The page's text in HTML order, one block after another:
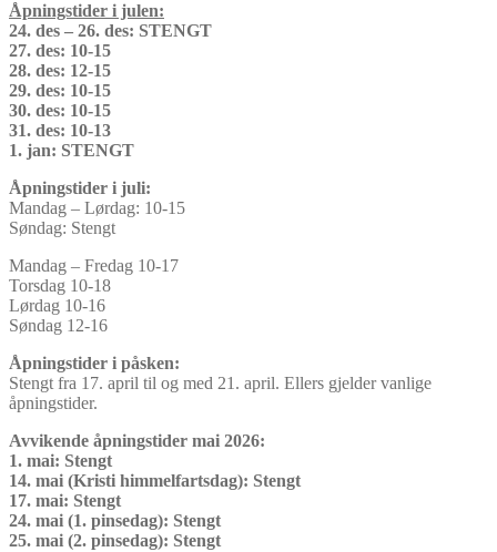
Åpningstider i julen:
24. des – 26. des: STENGT
27. des: 10-15
28. des: 12-15
29. des: 10-15
30. des: 10-15
31. des: 10-13
1. jan: STENGT
Åpningstider i juli:
Mandag – Lørdag: 10-15
Søndag: Stengt
Mandag – Fredag 10-17
Torsdag 10-18
Lørdag 10-16
Søndag 12-16
Åpningstider i påsken:
Stengt fra 17. april til og med 21. april. Ellers gjelder vanlige
åpningstider.
Avvikende åpningstider mai 2026:
1. mai: Stengt
14. mai (Kristi himmelfartsdag): Stengt
17. mai: Stengt
24. mai (1. pinsedag): Stengt
25. mai (2. pinsedag): Stengt